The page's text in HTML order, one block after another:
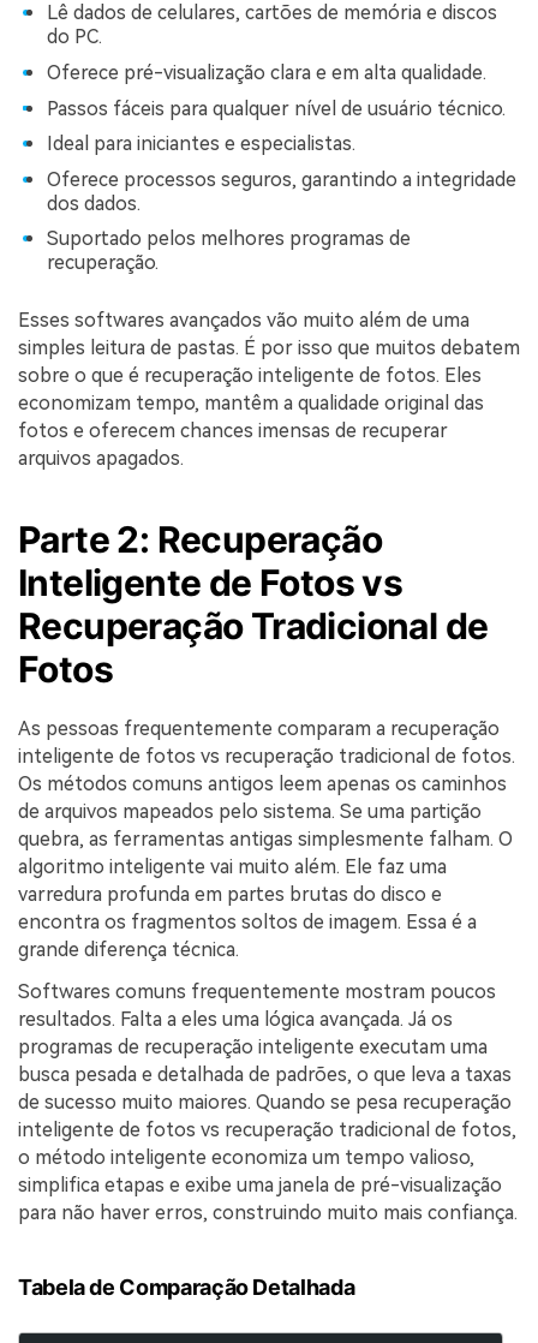
Lê dados de celulares, cartões de memória e discos
do PC.
Oferece pré-visualização clara e em alta qualidade.
Passos fáceis para qualquer nível de usuário técnico.
Ideal para iniciantes e especialistas.
Oferece processos seguros, garantindo a integridade
dos dados.
Suportado pelos melhores programas de
recuperação.
Esses softwares avançados vão muito além de uma
simples leitura de pastas. É por isso que muitos debatem
sobre o que é recuperação inteligente de fotos. Eles
economizam tempo, mantêm a qualidade original das
fotos e oferecem chances imensas de recuperar
arquivos apagados.
Parte 2: Recuperação
Inteligente de Fotos vs
Recuperação Tradicional de
Fotos
As pessoas frequentemente comparam a recuperação
inteligente de fotos vs recuperação tradicional de fotos.
Os métodos comuns antigos leem apenas os caminhos
de arquivos mapeados pelo sistema. Se uma partição
quebra, as ferramentas antigas simplesmente falham. O
algoritmo inteligente vai muito além. Ele faz uma
varredura profunda em partes brutas do disco e
encontra os fragmentos soltos de imagem. Essa é a
grande diferença técnica.
Softwares comuns frequentemente mostram poucos
resultados. Falta a eles uma lógica avançada. Já os
programas de recuperação inteligente executam uma
busca pesada e detalhada de padrões, o que leva a taxas
de sucesso muito maiores. Quando se pesa recuperação
inteligente de fotos vs recuperação tradicional de fotos,
o método inteligente economiza um tempo valioso,
simplifica etapas e exibe uma janela de pré-visualização
para não haver erros, construindo muito mais confiança.
Tabela de Comparação Detalhada